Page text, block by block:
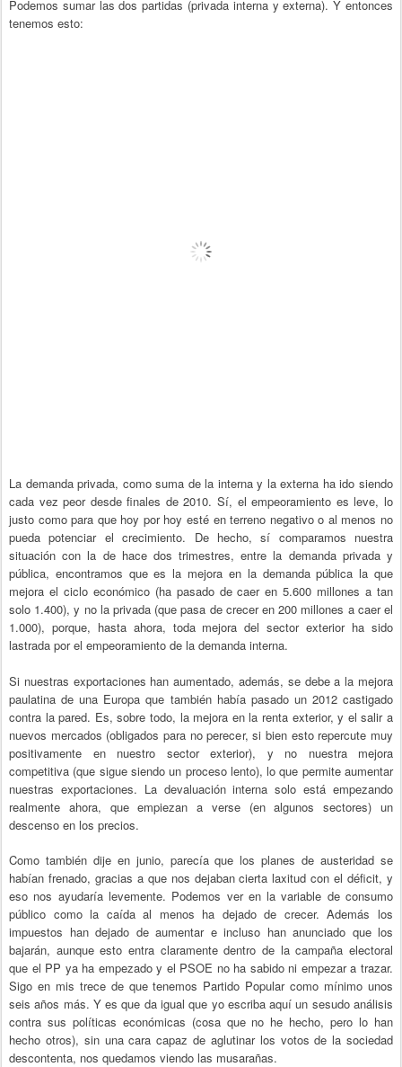
Podemos sumar las dos partidas (privada interna y externa). Y entonces
tenemos esto:
La demanda privada, como suma de la interna y la externa ha ido siendo
cada vez peor desde finales de 2010. Sí, el empeoramiento es leve, lo
justo como para que hoy por hoy esté en terreno negativo o al menos no
pueda potenciar el crecimiento. De hecho, sí comparamos nuestra
situación con la de hace dos trimestres, entre la demanda privada y
pública, encontramos que es la mejora en la demanda pública la que
mejora el ciclo económico (ha pasado de caer en 5.600 millones a tan
solo 1.400), y no la privada (que pasa de crecer en 200 millones a caer el
1.000), porque, hasta ahora, toda mejora del sector exterior ha sido
lastrada por el empeoramiento de la demanda interna.
Si nuestras exportaciones han aumentado, además, se debe a la mejora
paulatina de una Europa que también había pasado un 2012 castigado
contra la pared. Es, sobre todo, la mejora en la renta exterior, y el salir a
nuevos mercados (obligados para no perecer, si bien esto repercute muy
positivamente en nuestro sector exterior), y no nuestra mejora
competitiva (que sigue siendo un proceso lento), lo que permite aumentar
nuestras exportaciones. La devaluación interna solo está empezando
realmente ahora, que empiezan a verse (en algunos sectores) un
descenso en los precios.
Como también dije en junio, parecía que los planes de austeridad se
habían frenado, gracias a que nos dejaban cierta laxitud con el déficit, y
eso nos ayudaría levemente. Podemos ver en la variable de consumo
público como la caída al menos ha dejado de crecer. Además los
impuestos han dejado de aumentar e incluso han anunciado que los
bajarán, aunque esto entra claramente dentro de la campaña electoral
que el PP ya ha empezado y el PSOE no ha sabido ni empezar a trazar.
Sigo en mis trece de que tenemos Partido Popular como mínimo unos
seis años más. Y es que da igual que yo escriba aquí un sesudo análisis
contra sus políticas económicas (cosa que no he hecho, pero lo han
hecho otros), sin una cara capaz de aglutinar los votos de la sociedad
descontenta, nos quedamos viendo las musarañas.